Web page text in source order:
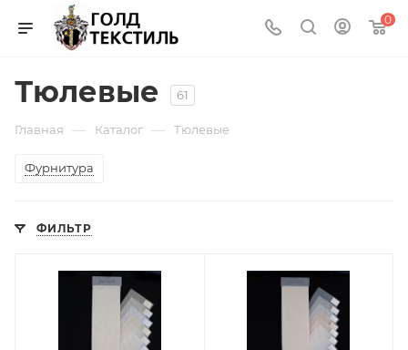
0
Тюлевые 61
Главная — Каталог — Тюлевые
Фурнитура
ФИЛЬТР